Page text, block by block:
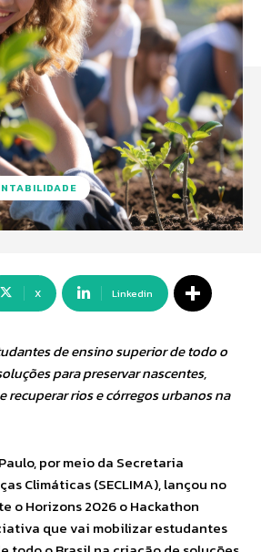
X Linkedin
de ensino superior de todo o
para preservar nascentes,
recuperar rios e córregos urbanos na
por meio da Secretaria
Climáticas (SECLIMA), lançou no
o Horizons 2026 o Hackathon
que vai mobilizar estudantes